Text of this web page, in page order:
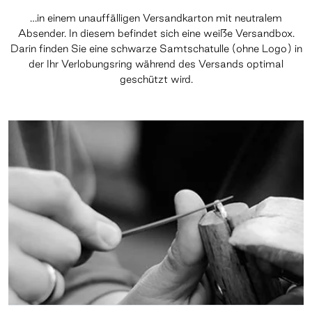
…in einem unauffälligen Versandkarton mit neutralem
Absender. In diesem befindet sich eine weiße Versandbox.
Darin finden Sie eine schwarze Samtschatulle (ohne Logo) in
der Ihr Verlobungsring während des Versands optimal
geschützt wird.